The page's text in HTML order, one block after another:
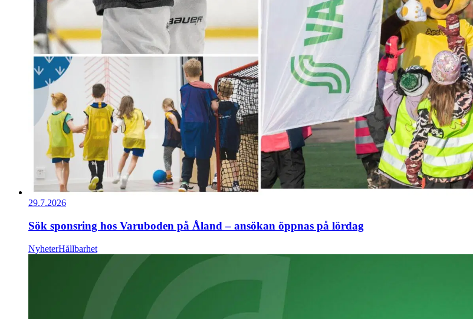
29.7.2026
Sök sponsring hos Varuboden på Åland – ansökan öppnas på lördag
NyheterHållbarhet